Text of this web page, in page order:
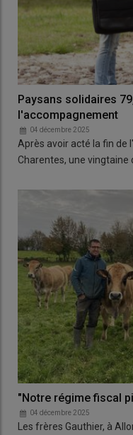
Paysans solidaires
l'accompagnement
04 décembre 2025
Après avoir acté la fin de
Charentes, une vingtaine
"Notre régime fiscal
04 décembre 2025
Les frères Gauthier, à